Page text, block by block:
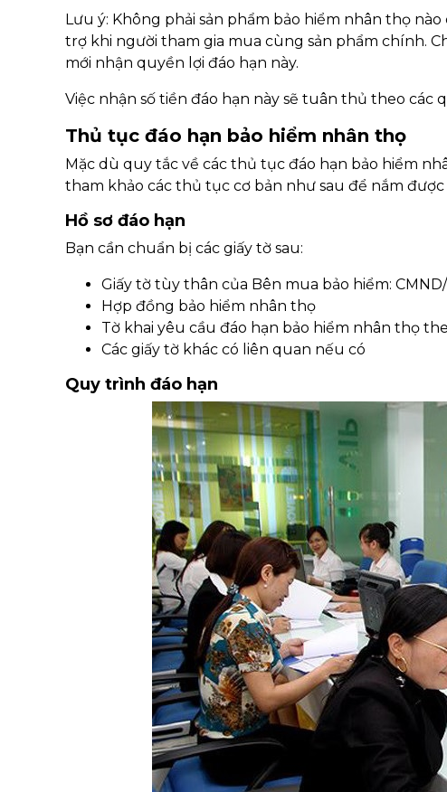
Lưu ý: Không phải sản phẩm bảo hiểm nhân thọ
trợ khi người tham gia mua cùng sản phẩm chính.
mới nhận quyền lợi đáo hạn này.
Việc nhận số tiền đáo hạn này sẽ tuân thủ theo các
Thủ tục đáo hạn bảo hiểm nhân thọ
Mặc dù quy tắc về các thủ tục đáo hạn bảo hiểm
tham khảo các thủ tục cơ bản như sau để nắm
Hồ sơ đáo hạn
Bạn cần chuẩn bị các giấy tờ sau:
Giấy tờ tùy thân của Bên mua bảo hiểm: CMND/
Hợp đồng bảo hiểm nhân thọ
Tờ khai yêu cầu đáo hạn bảo hiểm nhân thọ
Các giấy tờ khác có liên quan nếu có
Quy trình đáo hạn